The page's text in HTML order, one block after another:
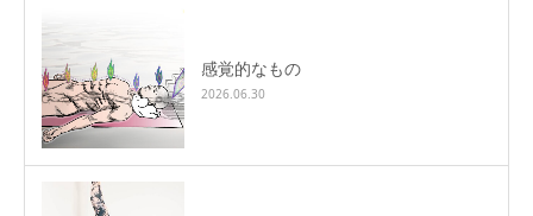
感覚的なもの
2026.06.30